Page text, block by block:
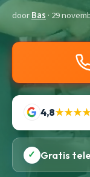
doorBas · 29
4,8
✓ Gratis